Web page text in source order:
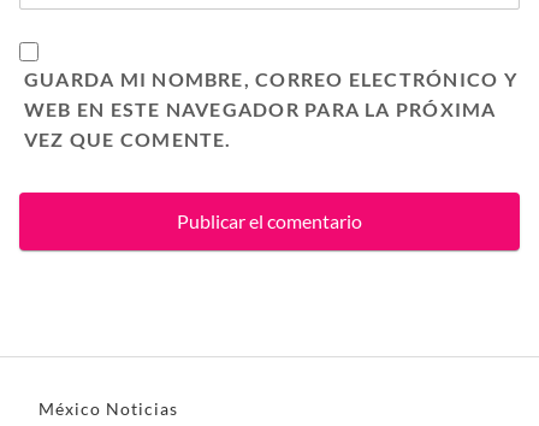
GUARDA MI NOMBRE, CORREO ELECTRÓNICO Y
WEB EN ESTE NAVEGADOR PARA LA PRÓXIMA
VEZ QUE COMENTE.
México Noticias